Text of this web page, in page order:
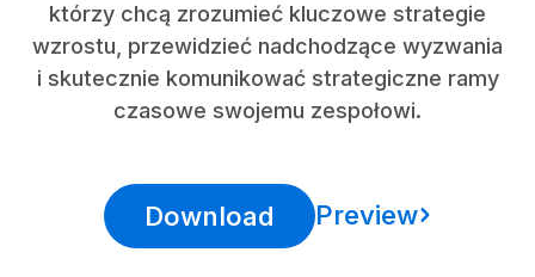
którzy chcą zrozumieć kluczowe strategie
wzrostu, przewidzieć nadchodzące wyzwania
i skutecznie komunikować strategiczne ramy
czasowe swojemu zespołowi.
Download Preview